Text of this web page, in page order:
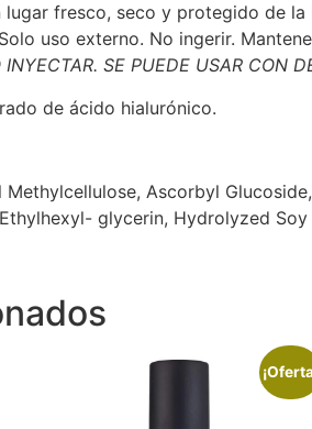
lugar fresco, seco y protegido de
uso externo. No ingerir.
SE PUEDE USAR CON
de ácido hialurónico.
Ascorbyl
glycerin, Hydrolyzed